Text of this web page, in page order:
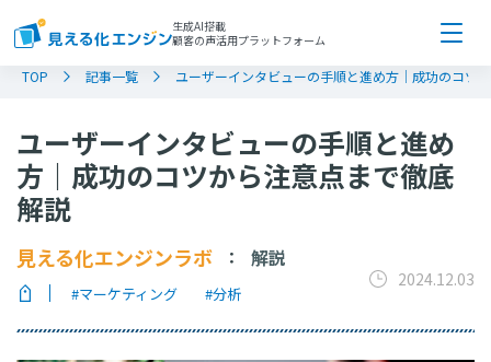
生成AI搭載
顧客の声活用プラットフォーム
TOP 記事一覧 ユーザーインタビューの手順と進め方｜成功のコツ
ユーザーインタビューの手順と進め
方｜成功のコツから注意点まで徹底
解説
見える化エンジンラボ ： 解説
#マーケティング #分析
2024.12.03